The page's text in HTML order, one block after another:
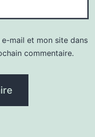
mail et mon site dans
commentaire.